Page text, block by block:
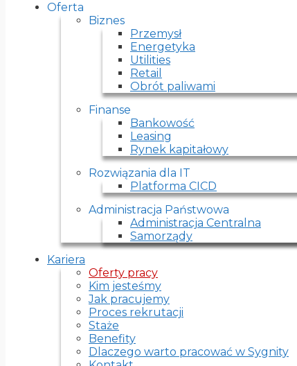
Oferta
Biznes
Przemysł
Energetyka
Utilities
Retail
Obrót paliwami
Finanse
Bankowość
Leasing
Rynek kapitałowy
Rozwiązania dla IT
Platforma CICD
Administracja Państwowa
Administracja Centralna
Samorządy
Kariera
Oferty pracy
Kim jesteśmy
Jak pracujemy
Proces rekrutacji
Staże
Benefity
Dlaczego warto pracować w Sygnity